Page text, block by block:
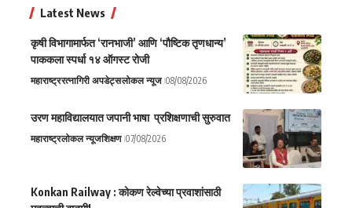
Latest News
कृषी विभागामार्फत ‘रानभाजी’ आणि ‘पौष्टिक तृणधान्य’
पाककला स्पर्धा १४ ऑगस्ट रोजी
महाराष्ट्ररत्नागिरी अपडेट्सलोकल न्यूज 08/08/2026
उरण महाविद्यालयात जपानी भाषा प्रशिक्षणाची सुरुवात
महाराष्ट्रलोकल न्यूजशिक्षण 07/08/2026
Konkan Railway : कोकण रेल्वेच्या प्रवाशांसाठी